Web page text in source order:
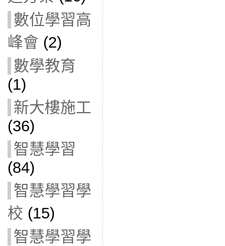
數位學習高
峰會 (2)
數學教育
(1)
新大樓施工
(36)
智慧學習
(84)
智慧學習學
校 (15)
智慧學習學